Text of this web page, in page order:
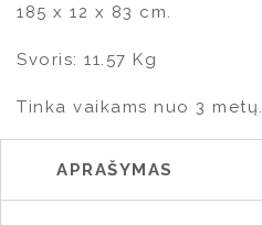
185 x 12 x 83 cm.
Svoris: 11.57 Kg
Tinka vaikams nuo 3 metų.
APRAŠYMAS